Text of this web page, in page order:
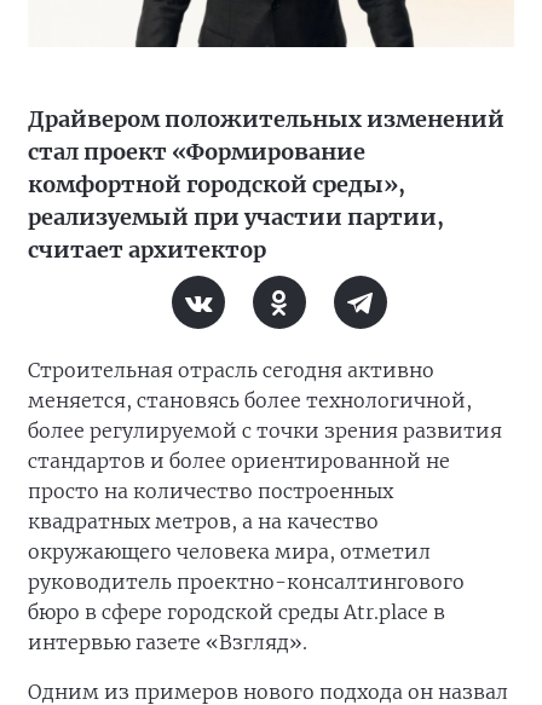
Драйвером положительных изменений
стал проект «Формирование
комфортной городской среды»,
реализуемый при участии партии,
считает архитектор
Строительная отрасль сегодня активно
меняется, становясь более технологичной,
более регулируемой с точки зрения развития
стандартов и более ориентированной не
просто на количество построенных
квадратных метров, а на качество
окружающего человека мира, отметил
руководитель проектно-консалтингового
бюро в сфере городской среды Atr.place в
интервью газете «Взгляд».
Одним из примеров нового подхода он назвал